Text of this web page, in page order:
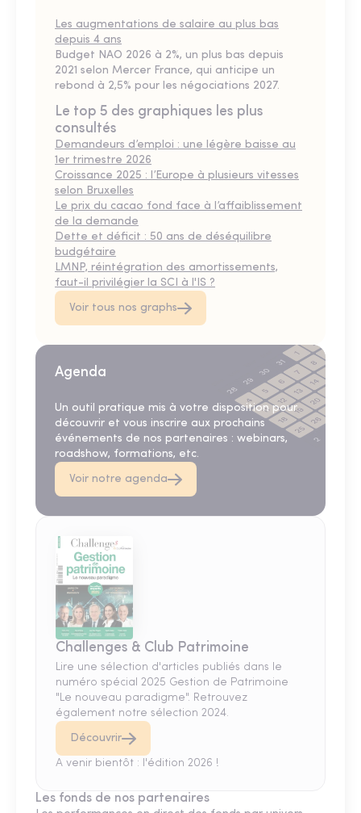
Les augmentations de salaire au plus bas
depuis 4 ans
Budget NAO 2026 à 2%, un plus bas depuis
2021 selon Mercer France, qui anticipe un
rebond à 2,5% pour les négociations 2027.
Le top 5 des graphiques les plus
consultés
Demandeurs d’emploi : une légère baisse au
1er trimestre 2026
Croissance 2025 : l’Europe à plusieurs vitesses
selon Bruxelles
Le prix du cacao fond face à l’affaiblissement
de la demande
Dette et déficit : 50 ans de déséquilibre
budgétaire
LMNP, réintégration des amortissements,
faut-il privilégier la SCI à l'IS ?
Voir tous nos graphs
Agenda
Un outil pratique mis à votre disposition pour
découvrir et vous inscrire aux prochains
événements de nos partenaires : webinars,
roadshow, formations, etc.
Voir notre agenda
Challenges & Club Patrimoine
Lire une sélection d'articles publiés dans le
numéro spécial 2025 Gestion de Patrimoine
"Le nouveau paradigme". Retrouvez
également notre sélection 2024.
Découvrir
A venir bientôt : l'édition 2026 !
Les fonds de nos partenaires